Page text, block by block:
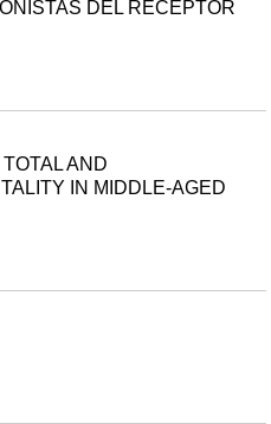
DEL RECEPTOR
AND
IN MIDDLE-AGED